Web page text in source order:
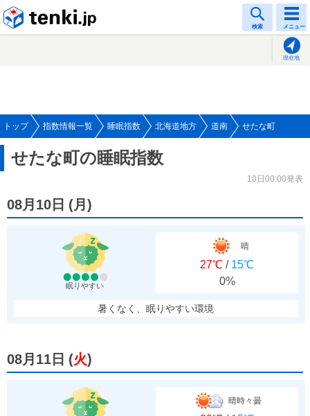
検索 メニュー
現在地
トップ 指数情報一覧 睡眠指数 北海道地方 道南 せたな町
せたな町の睡眠指数
10日00:00発表
08月10日 (月 )
眠りやすい
晴
27℃ / 15℃
0%
暑くなく、眠りやすい環境
08月11日 (火)
晴時々曇